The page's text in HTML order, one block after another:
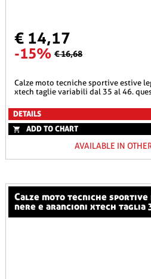
€ 14,17
-15% € 16,68
calze moto tecniche sportive estive leggere grigie e arancioni
xtech taglie variabili dal 35 al 46.
DETAILS
ADD TO CHART
AVAILABLE IN
calze moto tecniche sportive invernali compression
nere e arancioni xtech taglia